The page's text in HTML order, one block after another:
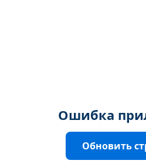
Ошибка
Обновить